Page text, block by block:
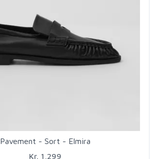
Pavement - Sort - Elmira
Kr. 1,299